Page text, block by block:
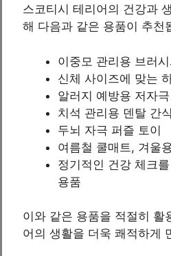
스코티시 테리어의 건강과
해 다음과 같은 용품이 추천
이중모 관리용 브러
신체 사이즈에 맞는
알러지 예방용 저자
치석 관리용 덴탈 간
두뇌 자극 퍼즐 토이
여름철 쿨매트, 겨울
정기적인 건강 체크
용품
이와 같은 용품을 적절히 활
어의 생활을 더욱 쾌적하게